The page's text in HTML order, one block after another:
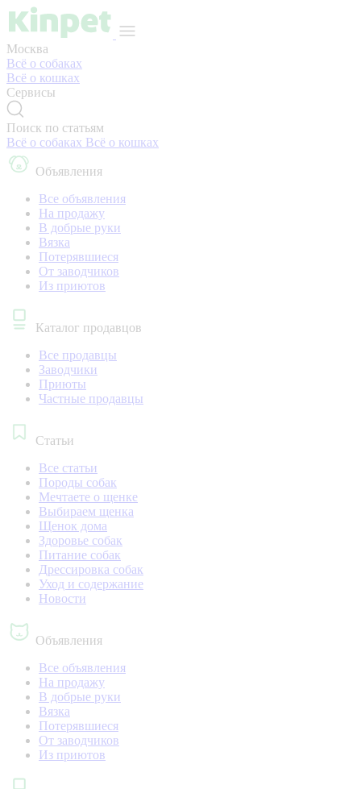
Москва
Всё о собаках
Всё о кошках
Сервисы
Поиск по статьям
Всё о собаках Всё о кошках
Объявления
Все объявления
На продажу
В добрые руки
Вязка
Потерявшиеся
От заводчиков
Из приютов
Каталог продавцов
Все продавцы
Заводчики
Приюты
Частные продавцы
Статьи
Все статьи
Породы собак
Мечтаете о щенке
Выбираем щенка
Щенок дома
Здоровье собак
Питание собак
Дрессировка собак
Уход и содержание
Новости
Объявления
Все объявления
На продажу
В добрые руки
Вязка
Потерявшиеся
От заводчиков
Из приютов